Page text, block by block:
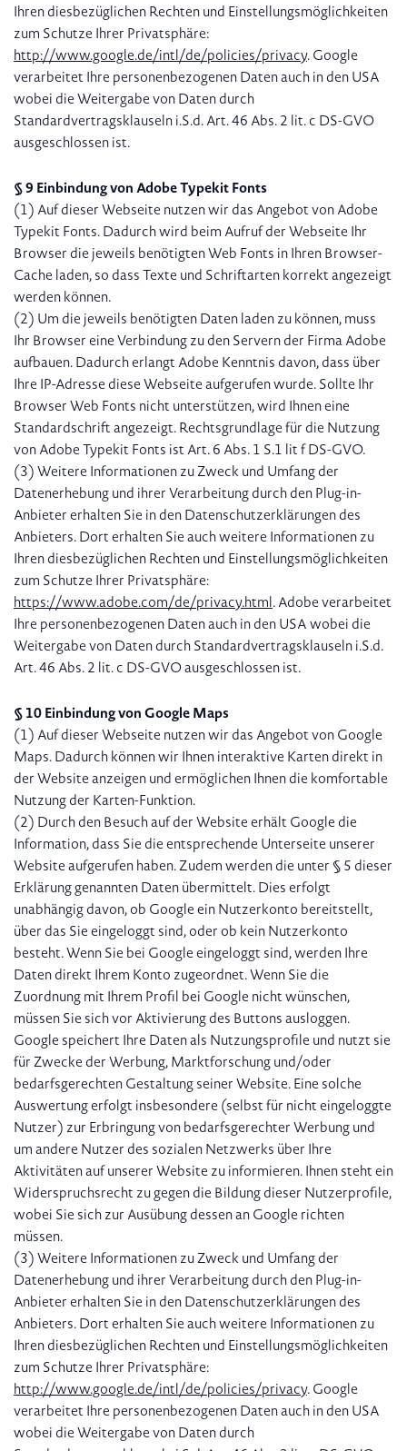
Ihren diesbezüglichen Rechten und Einstellungsmöglichkeiten
zum Schutze Ihrer Privatsphäre:
http://www.google.de/intl/de/policies/privacy. Google
verarbeitet Ihre personenbezogenen Daten auch in den USA
wobei die Weitergabe von Daten durch
Standardvertragsklauseln i.S.d. Art. 46 Abs. 2 lit. c DS-GVO
ausgeschlossen ist.
§ 9 Einbindung von Adobe Typekit Fonts
(1) Auf dieser Webseite nutzen wir das Angebot von Adobe
Typekit Fonts. Dadurch wird beim Aufruf der Webseite Ihr
Browser die jeweils benötigten Web Fonts in Ihren Browser-
Cache laden, so dass Texte und Schriftarten korrekt angezeigt
werden können.
(2) Um die jeweils benötigten Daten laden zu können, muss
Ihr Browser eine Verbindung zu den Servern der Firma Adobe
aufbauen. Dadurch erlangt Adobe Kenntnis davon, dass über
Ihre IP-Adresse diese Webseite aufgerufen wurde. Sollte Ihr
Browser Web Fonts nicht unterstützen, wird Ihnen eine
Standardschrift angezeigt. Rechtsgrundlage für die Nutzung
von Adobe Typekit Fonts ist Art. 6 Abs. 1 S.1 lit f DS-GVO.
(3) Weitere Informationen zu Zweck und Umfang der
Datenerhebung und ihrer Verarbeitung durch den Plug-in-
Anbieter erhalten Sie in den Datenschutzerklärungen des
Anbieters. Dort erhalten Sie auch weitere Informationen zu
Ihren diesbezüglichen Rechten und Einstellungsmöglichkeiten
zum Schutze Ihrer Privatsphäre:
https://www.adobe.com/de/privacy.html. Adobe verarbeitet
Ihre personenbezogenen Daten auch in den USA wobei die
Weitergabe von Daten durch Standardvertragsklauseln i.S.d.
Art. 46 Abs. 2 lit. c DS-GVO ausgeschlossen ist.
§ 10 Einbindung von Google Maps
(1) Auf dieser Webseite nutzen wir das Angebot von Google
Maps. Dadurch können wir Ihnen interaktive Karten direkt in
der Website anzeigen und ermöglichen Ihnen die komfortable
Nutzung der Karten-Funktion.
(2) Durch den Besuch auf der Website erhält Google die
Information, dass Sie die entsprechende Unterseite unserer
Website aufgerufen haben. Zudem werden die unter § 5 dieser
Erklärung genannten Daten übermittelt. Dies erfolgt
unabhängig davon, ob Google ein Nutzerkonto bereitstellt,
über das Sie eingeloggt sind, oder ob kein Nutzerkonto
besteht. Wenn Sie bei Google eingeloggt sind, werden Ihre
Daten direkt Ihrem Konto zugeordnet. Wenn Sie die
Zuordnung mit Ihrem Profil bei Google nicht wünschen,
müssen Sie sich vor Aktivierung des Buttons ausloggen.
Google speichert Ihre Daten als Nutzungsprofile und nutzt sie
für Zwecke der Werbung, Marktforschung und/oder
bedarfsgerechten Gestaltung seiner Website. Eine solche
Auswertung erfolgt insbesondere (selbst für nicht eingeloggte
Nutzer) zur Erbringung von bedarfsgerechter Werbung und
um andere Nutzer des sozialen Netzwerks über Ihre
Aktivitäten auf unserer Website zu informieren. Ihnen steht ein
Widerspruchsrecht zu gegen die Bildung dieser Nutzerprofile,
wobei Sie sich zur Ausübung dessen an Google richten
müssen.
(3) Weitere Informationen zu Zweck und Umfang der
Datenerhebung und ihrer Verarbeitung durch den Plug-in-
Anbieter erhalten Sie in den Datenschutzerklärungen des
Anbieters. Dort erhalten Sie auch weitere Informationen zu
Ihren diesbezüglichen Rechten und Einstellungsmöglichkeiten
zum Schutze Ihrer Privatsphäre:
http://www.google.de/intl/de/policies/privacy. Google
verarbeitet Ihre personenbezogenen Daten auch in den USA
wobei die Weitergabe von Daten durch